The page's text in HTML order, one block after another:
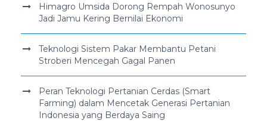
Himagro Umsida Dorong Rempah Wonosunyo
Jadi Jamu Kering Bernilai Ekonomi
Teknologi Sistem Pakar Membantu Petani
Stroberi Mencegah Gagal Panen
Peran Teknologi Pertanian Cerdas (Smart
Farming) dalam Mencetak Generasi Pertanian
Indonesia yang Berdaya Saing